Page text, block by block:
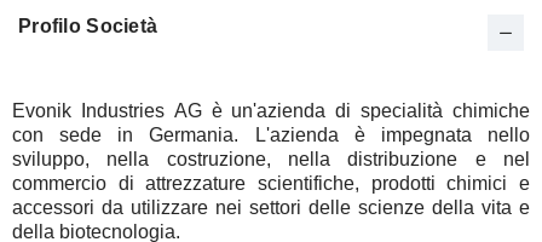
Profilo Società
Evonik Industries AG è un'azienda di specialità chimiche
con sede in Germania. L'azienda è impegnata nello
sviluppo, nella costruzione, nella distribuzione e nel
commercio di attrezzature scientifiche, prodotti chimici e
accessori da utilizzare nei settori delle scienze della vita e
della biotecnologia.